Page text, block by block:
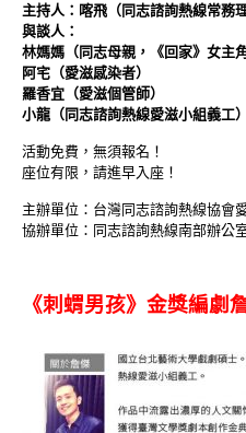
主持人：喀飛（同志諮詢熱線常務理
與談人：
林媽媽（同志母親，《回家》女主角
阿宅（愛滋感染者）
羅香宜（愛滋個管師）
小龍 （同志諮詢熱線愛滋小組義工）
活動免費，無須報名！
座位有限，請進早入座！
主辦單位：台灣同志諮詢熱線協會
協辦單位：同志諮詢熱線南部辦公
《刺蝟男孩》金獎編劇